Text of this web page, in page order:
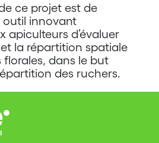
ce projet est de
outil innovant
apiculteurs d’évaluer
la répartition spatiale
florales, dans le but
des ruchers.